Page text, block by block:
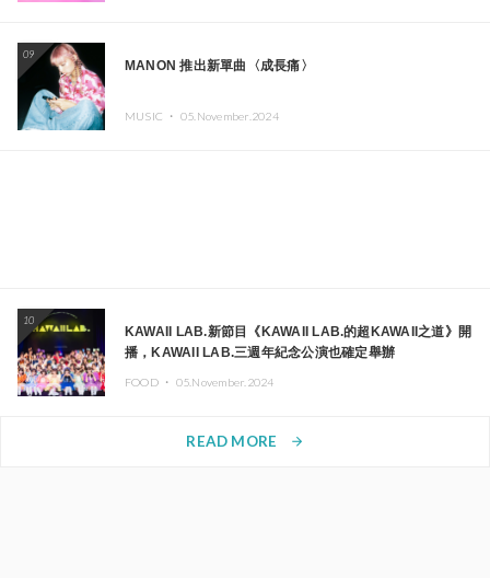
09
MANON 推出新單曲〈成長痛〉
MUSIC ・ 05.November.2024
10
KAWAII LAB.新節目《KAWAII LAB.的超KAWAII之道》開
播，KAWAII LAB.三週年紀念公演也確定舉辦
FOOD ・ 05.November.2024
READ MORE arrow_forward